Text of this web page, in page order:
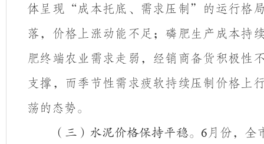
体呈现 “成本托底、需求压制”的运行格
落，价格上涨动能不足；磷肥生产成本持
肥终端农业需求走弱，经销商备货积极性
支撑，而季节性需求疲软持续压制价格上
荡的态势。
（三）水泥价格保持平稳。 6 月份，全